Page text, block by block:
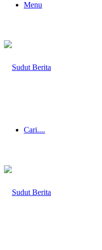
Menu
Cari....